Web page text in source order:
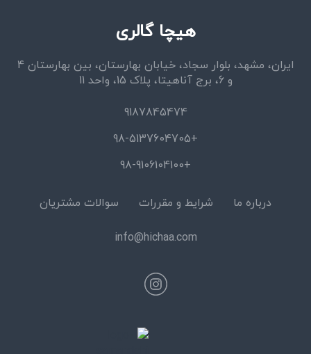
هیچا گالری
ایران، مشهد، بلوار سجاد، خیابان بهارستان، بین بهارستان 4
و 6، برج آناهیتا، پلاک 15، واحد 11
9187845474
+98-5137604705
+98-9106104100
درباره ما
شرایط و مقررات
سوالات مشتریان
info@hichaa.com